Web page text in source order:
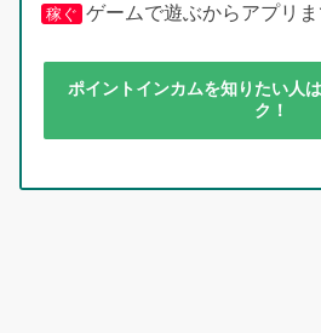
稼ぐ ゲームで遊ぶからアプリ
ポイントインカムを知りたい人
ク！